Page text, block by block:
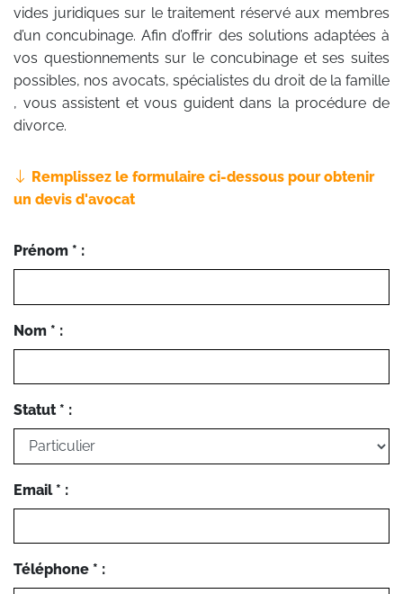
vides juridiques sur le traitement réservé aux membres
d’un concubinage. Afin d’offrir des solutions adaptées à
vos questionnements sur le concubinage et ses suites
possibles, nos avocats, spécialistes du droit de la famille
, vous assistent et vous guident dans la procédure de
divorce.
Remplissez le formulaire ci-dessous pour obtenir
un devis d'avocat
Prénom * :
Nom * :
Statut * :
Email * :
Téléphone * :